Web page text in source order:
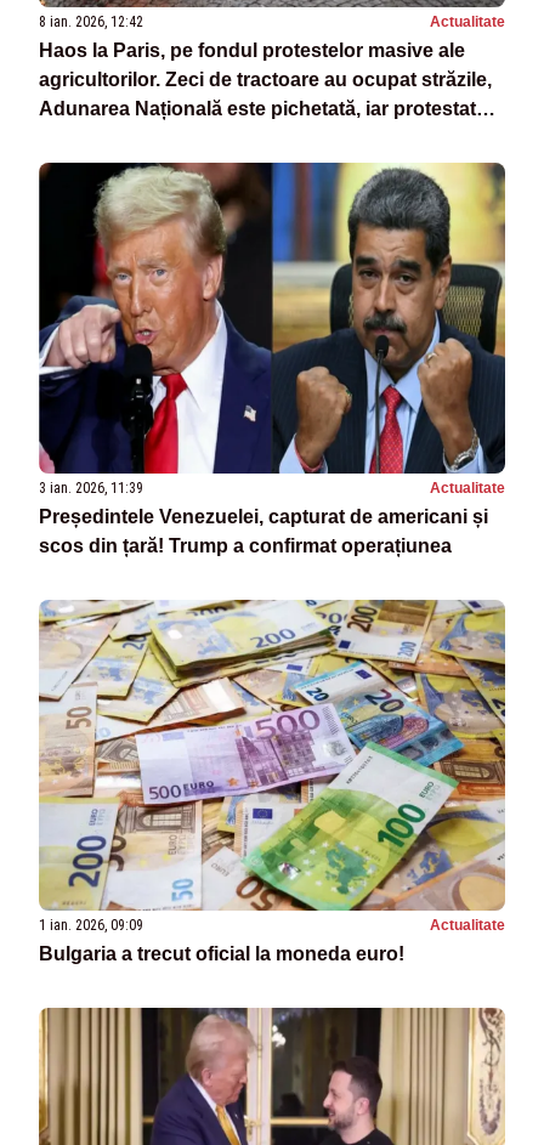
8 ian. 2026, 12:42 Actualitate
Haos la Paris, pe fondul protestelor masive ale
agricultorilor. Zeci de tractoare au ocupat străzile,
Adunarea Națională este pichetată, iar protestatarii
3 ian. 2026, 11:39 Actualitate
Președintele Venezuelei, capturat de americani și
scos din țară! Trump a confirmat operațiunea
1 ian. 2026, 09:09 Actualitate
Bulgaria a trecut oficial la moneda euro!